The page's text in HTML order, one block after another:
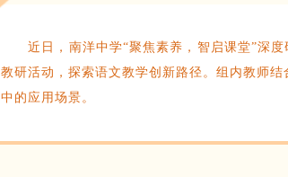
近日，南洋中学“聚焦素养，智启课堂”深
教研活动，探索语文教学创新路径。组内教师
中的应用场景。